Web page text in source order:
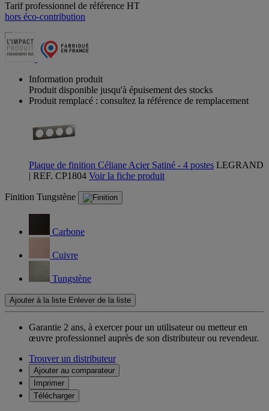
Tarif professionnel de référence HT
hors éco-contribution
Information produit
Produit disponible jusqu'à épuisement des stocks
Produit remplacé : consultez la référence de remplacement
Plaque de finition Céliane Acier Satiné - 4 postes LEGRAND
| REF. CP1804 Voir la fiche produit
Finition Tungstène
Carbone
Cuivre
Tungstène
Ajouter à la liste Enlever de la liste
Garantie 2 ans, à exercer pour un utilisateur ou metteur en
œuvre professionnel auprès de son distributeur ou revendeur.
Trouver un distributeur
Ajouter au comparateur
Imprimer
Télécharger